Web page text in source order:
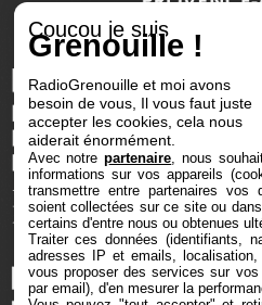
Coucou je suis
Grenouille !
RadioGrenouille et moi avons
besoin de vous, Il vous faut juste
accepter les cookies, cela nous
aiderait énormément.
Avec notrepartenaire , nous
informations sur vos appareils
transmettre entre partenaires vos
soient collectées sur ce site ou
certains d'entre nous ou obtenues
Traiter ces données (identifiants,
adresses IP et emails,
vous proposer des services sur
par email), d'en mesurer la